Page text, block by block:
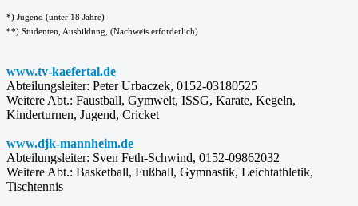
*) Jugend (unter 18 Jahre)
**) Studenten, Ausbildung, (Nachweis erforderlich)
www.tv-kaefertal.de
Abteilungsleiter: Peter Urbaczek, 0152-03180525
Weitere Abt.: Faustball, Gymwelt, ISSG, Karate, Kegeln,
Kinderturnen, Jugend, Cricket
www.djk-mannheim.de
Abteilungsleiter: Sven Feth-Schwind, 0152-09862032
Weitere Abt.: Basketball, Fußball, Gymnastik, Leichtathletik,
Tischtennis